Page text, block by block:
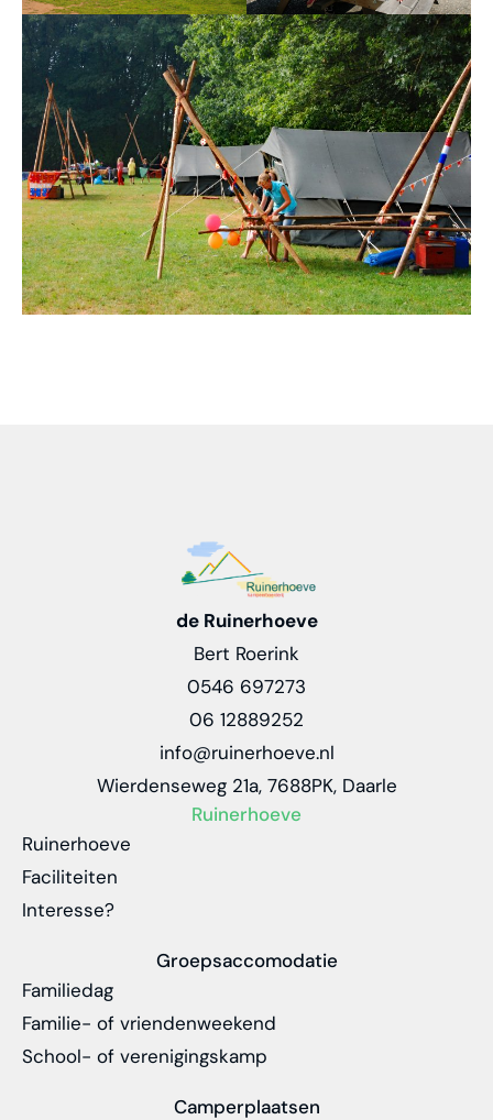
de Ruinerhoeve
Bert Roerink
0546 697273
06 12889252
info@ruinerhoeve.nl
Wierdenseweg 21a, 7688PK, Daarle
Ruinerhoeve
Ruinerhoeve
Faciliteiten
Interesse?
Groepsaccomodatie
Familiedag
Familie- of vriendenweekend
School- of verenigingskamp
Camperplaatsen